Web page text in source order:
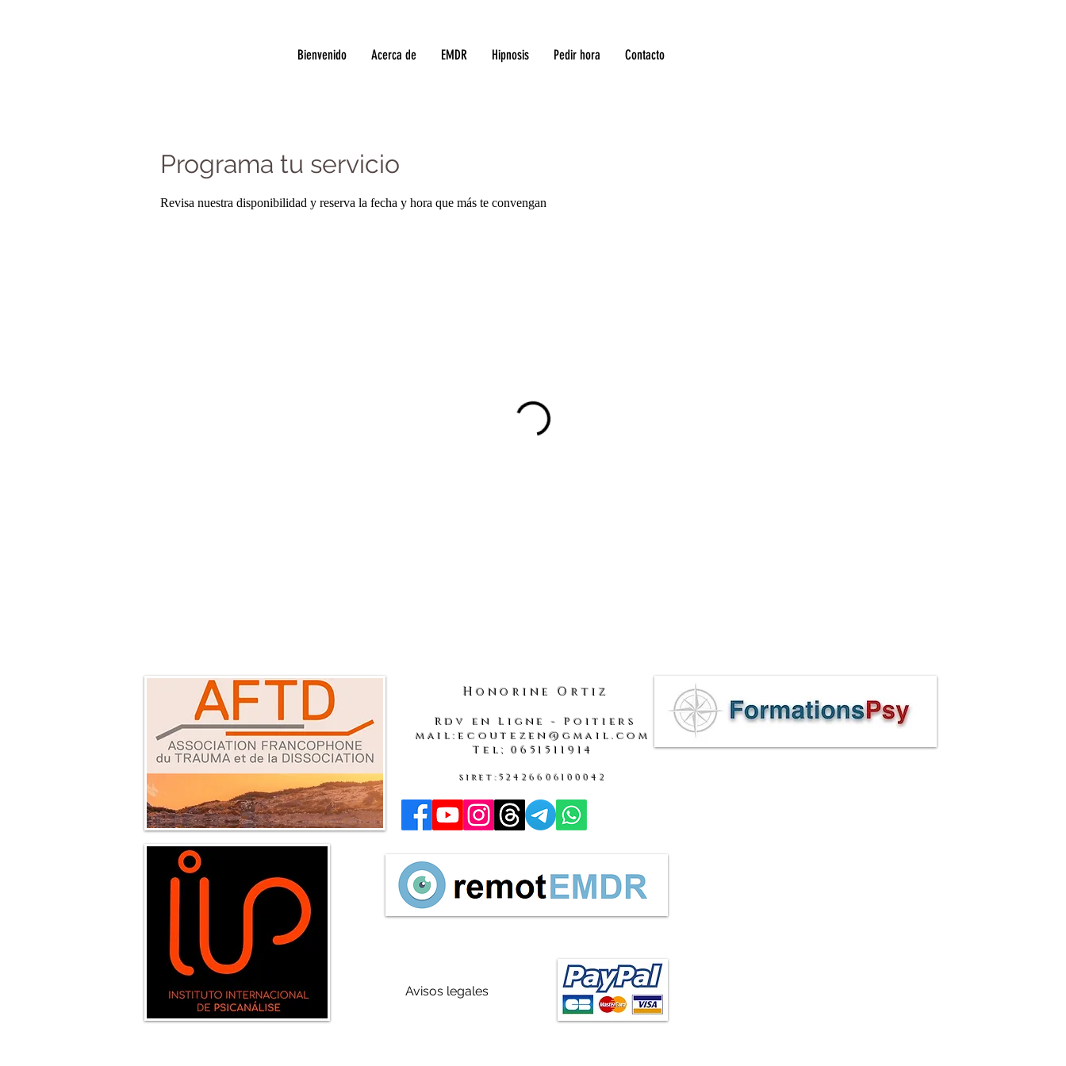
Bienvenido Acerca de EMDR Hipnosis Pedir hora Contacto
Programa tu servicio
Revisa nuestra disponibilidad y reserva la fecha y hora que más te convengan
Honorine Ortiz
Rdv en Ligne - Poitiers
mail:ecoutezen@gmail.com
Tel;0651511914
siret:52426606100042
Avisos legales